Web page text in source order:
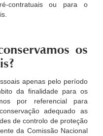
contratuais ou para o
os
apenas pelo período
da finalidade para os
por referencial para
adequado as
de controlo de proteção
da Comissão Nacional